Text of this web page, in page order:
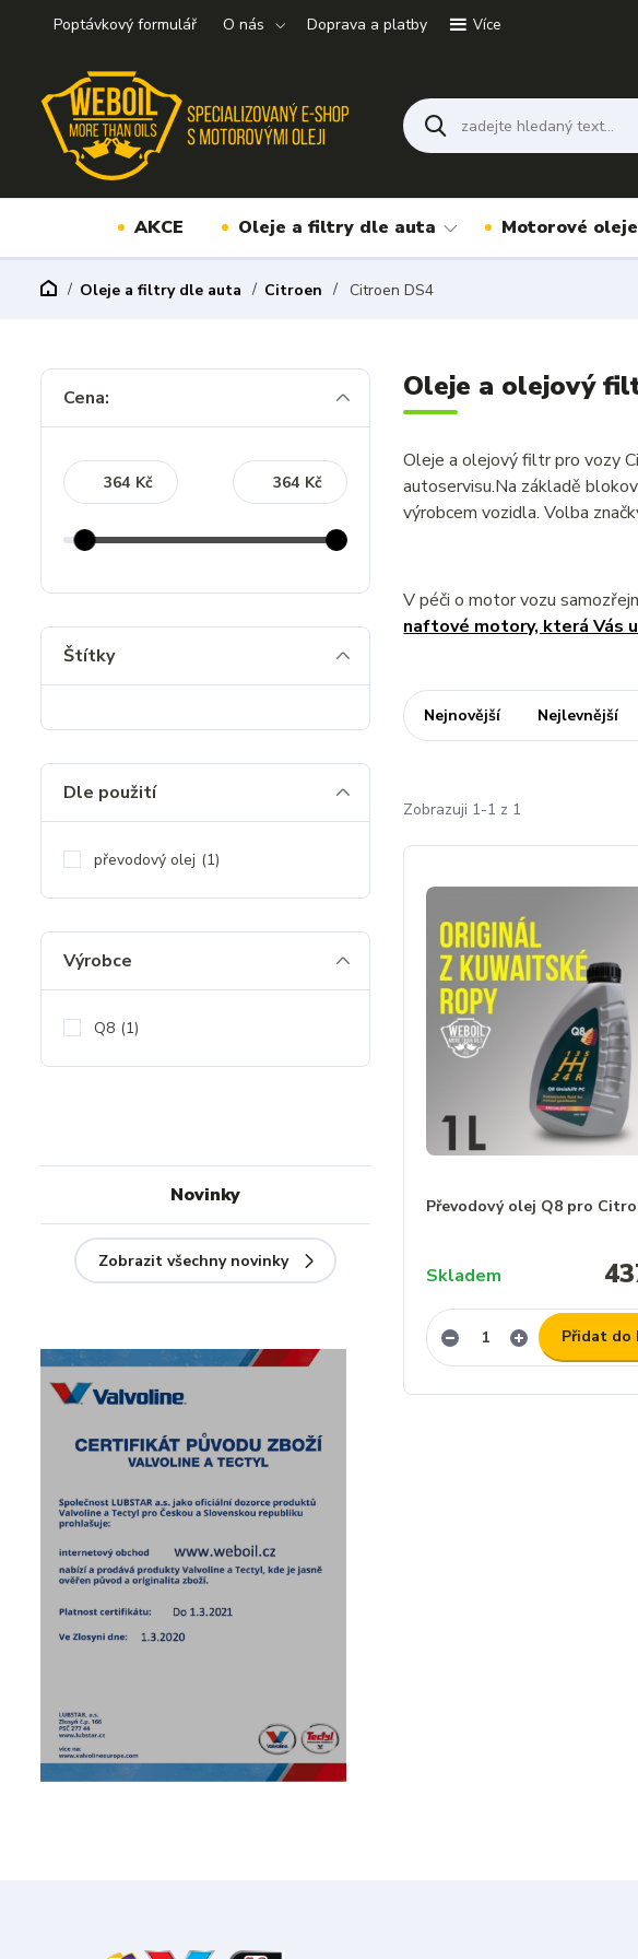
Poptávkový formulář O nás Doprava a platby Více
AKCE Oleje a filtry dle auta Motorové oleje
Oleje a filtry dle auta Citroen Citroen DS4
Oleje a olejový
Oleje a olejový filtr pro vozy
autoservisu.Na základě
výrobcem vozidla. Volba
V péči o motor vozu
naftové motory, která Vás
Nejnovější Nejlevnější
Zobrazuji 1-1 z 1
Převodový olej Q8 pro
Skladem
Přidat do
Cena:
Kč Kč
Štítky
Dle použití
převodový olej (1)
Výrobce
Q8 (1)
Novinky
Zobrazit všechny novinky